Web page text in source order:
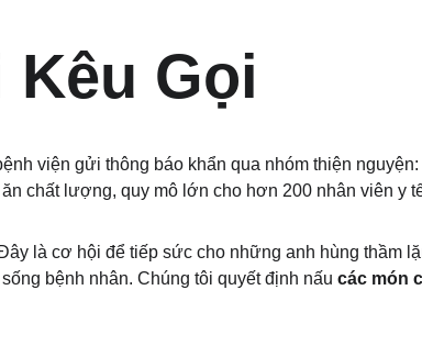
Gọi
viện gửi thông báo khẩn qua nhóm thiện nguyện:
chất lượng, quy mô lớn cho hơn 200 nhân viên y
là cơ hội để tiếp sức cho những anh hùng thầm
bệnh nhân. Chúng tôi quyết định nấu các món